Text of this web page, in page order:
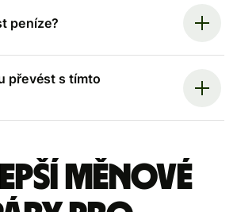
peníze?
převést s tímto
měnové